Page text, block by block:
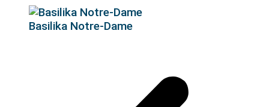
Basilika Notre-Dame